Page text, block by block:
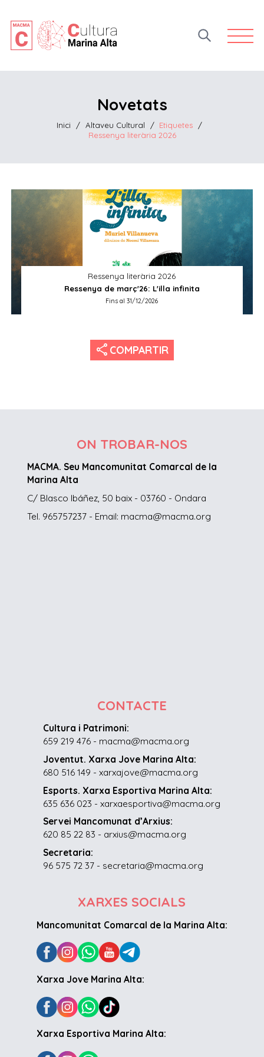
Open
Novetats
Inici / Altaveu Cultural / Etiquetes
/
Ressenya literària 2026
Ressenya literària 2026
Ressenya de març'26: L'illa infinita
Fins al 31/12/2026
share COMPARTIR
ON TROBAR-NOS
MACMA. Seu Mancomunitat Comarcal de la
Marina Alta
C/ Blasco Ibáñez, 50 baix - 03760 - Ondara
Tel. 965757237 - Email: macma@macma.org
CONTACTE
Cultura i Patrimoni:
659 219 476 - macma@macma.org
Joventut. Xarxa Jove Marina Alta:
680 516 149 - xarxajove@macma.org
Esports. Xarxa Esportiva Marina Alta:
635 636 023 - xarxaesportiva@macma.org
Servei Mancomunat d’Arxius:
620 85 22 83 - arxius@macma.org
Secretaria:
96 575 72 37 - secretaria@macma.org
XARXES SOCIALS
Mancomunitat Comarcal de la Marina Alta:
Xarxa Jove Marina Alta:
Xarxa Esportiva Marina Alta: